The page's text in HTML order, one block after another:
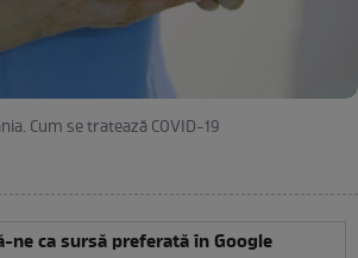
Cum se tratează COVID-19
ne ca sursă preferată în Google